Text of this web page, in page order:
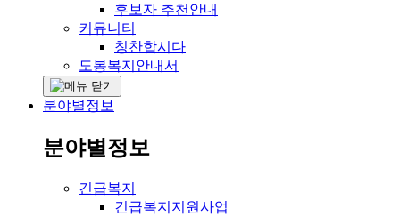
후보자 추천안내
커뮤니티
칭찬합시다
도봉복지안내서
분야별정보
분야별정보
긴급복지
긴급복지지원사업